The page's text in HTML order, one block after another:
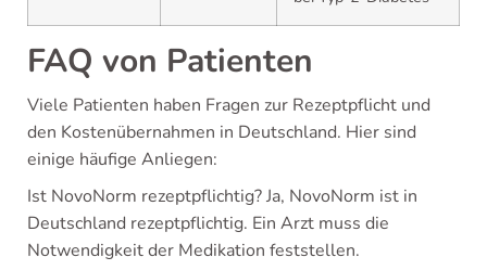
FAQ von Patienten
Viele Patienten haben Fragen zur Rezeptpflicht und
den Kostenübernahmen in Deutschland. Hier sind
einige häufige Anliegen:
Ist NovoNorm rezeptpflichtig? Ja, NovoNorm ist in
Deutschland rezeptpflichtig. Ein Arzt muss die
Notwendigkeit der Medikation feststellen.